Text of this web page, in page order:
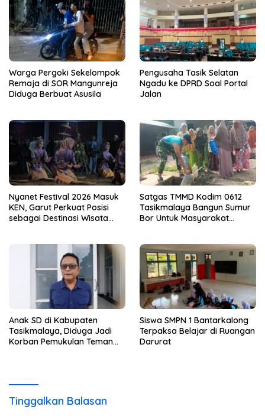
Warga Pergoki Sekelompok
Remaja di SOR Mangunreja
Diduga Berbuat Asusila
Pengusaha Tasik Selatan
Ngadu ke DPRD Soal Portal
Jalan
Nyanet Festival 2026 Masuk
KEN, Garut Perkuat Posisi
sebagai Destinasi Wisata
Satgas TMMD Kodim 0612
Tasikmalaya Bangun Sumur
Bor Untuk Masyarakat
Anak SD di Kabupaten
Tasikmalaya, Diduga Jadi
Korban Pemukulan Teman
Siswa SMPN 1 Bantarkalong
Terpaksa Belajar di Ruangan
Darurat
Tinggalkan Balasan